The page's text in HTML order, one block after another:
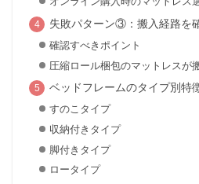
失敗パターン③：搬入経路を
確認すべきポイント
圧縮ロール梱包のマットレスが
ベッドフレームのタイプ別特
すのこタイプ
収納付きタイプ
脚付きタイプ
ロータイプ